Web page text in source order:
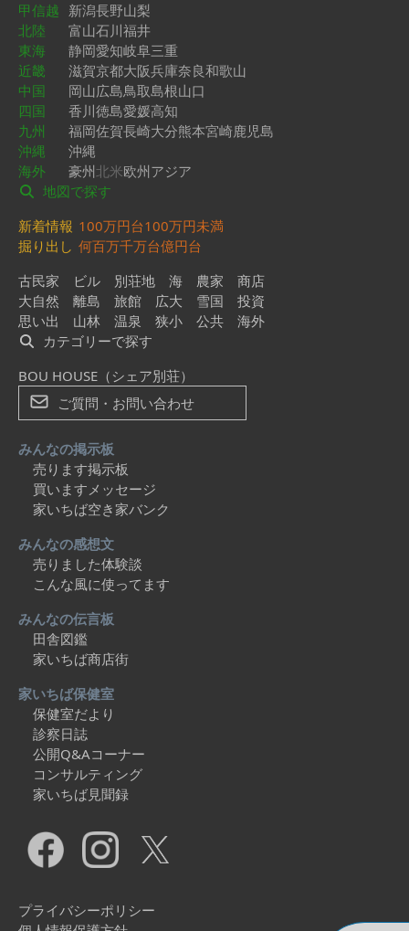
甲信越 新潟長野山梨
北陸
富山石川福井
東海
静岡愛知岐阜三重
近畿
滋賀京都大阪兵庫奈良和歌山
中国
岡山広島鳥取島根山口
四国
香川徳島愛媛高知
九州
福岡佐賀長崎大分熊本宮崎鹿児島
沖縄
沖縄
海外
豪州北米欧州アジア
地図で探す
新着情報 100万円台100万円未満
掘り出し 何百万千万台億円台
古民家
ビル 別荘地 海 農家
商店
大自然
離島 旅館 広大 雪国
投資
思い出
山林 温泉 狭小 公共
海外
カテゴリーで探す
BOU HOUSE（シェア別荘）
ご質問・お問い合わせ
みんなの掲示板
売ります掲示板
買いますメッセージ
家いちば空き家バンク
みんなの感想文
売りました体験談
こんな風に使ってます
みんなの伝言板
田舎図鑑
家いちば商店街
家いちば保健室
保健室だより
診察日誌
公開Q&Aコーナー
コンサルティング
家いちば見聞録
プライバシーポリシー